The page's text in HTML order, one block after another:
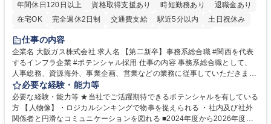
年間休日120日以上
資格取得支援あり 時短勤務あり
退職金あり
在宅OK
完全週休2日制 交通費支給 駅近5分以内
土日祝休み
服装自由
第二新卒歓迎
仕事の内容
企業名 大阪ガス株式会社 求人名 【第二新卒】事務系総合職 #関西を代表
するインフラ企業 #ポテンシャル採用 仕事の内容 事務系総合職として、
人事総務、資源海外、事業企画、営業などの業務に従事していただきま
す。 【業務内容の一例】■所属事業部の勤労業務 ■海外に関係する各種業
務 ■営業部門の企画スタッフ、ルート営業 【キャリアパス】入社後の配属
ポジションで一定期間ご活躍頂いた後、本人の適性及び将来のキャリアを
鑑みてジョブローテーションを行います。 【育成】OJTでの現場育成や研
必要な経験・能力等
必要な経験・能力等 ★当社でご活躍期待できるポテンシャルを有している
方 【人物像】・ロジカルシンキングで物事を捉えられる ・社内及び社外
関係者と円滑なコミュニケーションを図れる ■2024年度から2026年度ま